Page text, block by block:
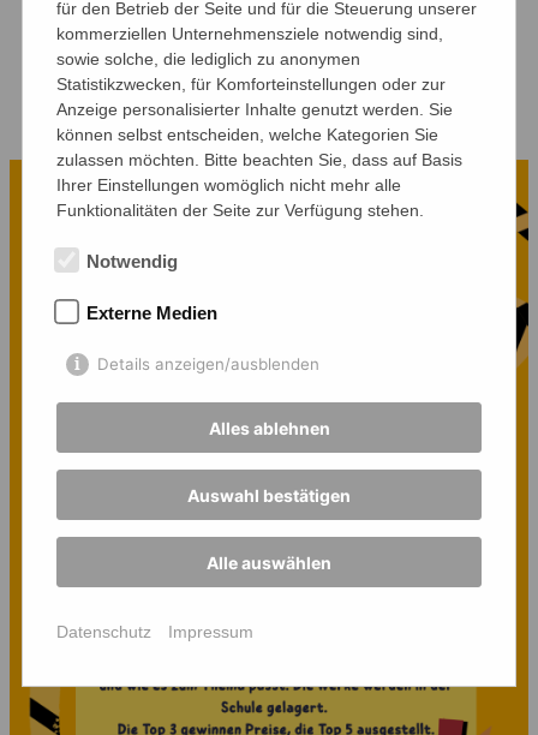
doch noch am Wettbewerb
teilzunehmen. Wir freuen uns auf viele
kreative und vielfältige Beiträge!
für den Betrieb der Seite und für die Steuerung unserer
kommerziellen Unternehmensziele notwendig sind,
sowie solche, die lediglich zu anonymen
Statistikzwecken, für Komforteinstellungen oder zur
Anzeige personalisierter Inhalte genutzt werden. Sie
können selbst entscheiden, welche Kategorien Sie
zulassen möchten. Bitte beachten Sie, dass auf Basis
Ihrer Einstellungen womöglich nicht mehr alle
Funktionalitäten der Seite zur Verfügung stehen.
Notwendig
Externe Medien
Details anzeigen/ausblenden
Alles ablehnen
Auswahl bestätigen
Alle auswählen
Datenschutz Impressum